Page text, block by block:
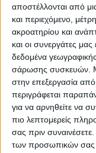
αποστέλλονται από
και περιεχόμενο,
ακροατηρίου και
και οι συνεργάτες
δεδομένα
σάρωσης συσκευών.
στην επεξεργασία
περιγράφεται
για να αρνηθείτε να
πιο λεπτομερείς
σας πριν συναινέσετε.
των προσωπικών σας
6η
Λαμπράκη
Προς:
Αγροτικού
Θέμα: